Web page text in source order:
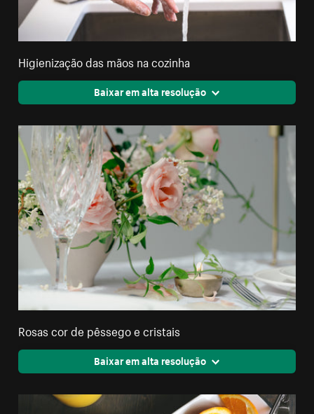
Higienização das mãos na cozinha
Baixar em alta resolução
Rosas cor de pêssego e cristais
Baixar em alta resolução